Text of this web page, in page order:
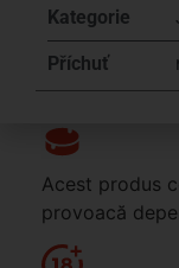
Kategorie
Příchuť
Acest produs
provoacă